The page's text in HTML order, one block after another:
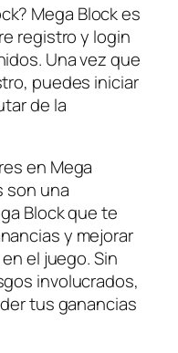
Mega Block es
registro y login
Una vez que
puedes iniciar
de la
en Mega
son una
Block que te
y mejorar
el juego. Sin
involucrados,
tus ganancias